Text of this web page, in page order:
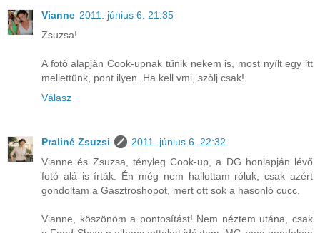
Vianne 2011. június 6. 21:35
Zsuzsa!
A fotò alapjàn Cook-upnak tűnik nekem is, most nyílt egy itt
mellettünk, pont ilyen. Ha kell vmi, szòlj csak!
Válasz
Praliné Zsuzsi
2011. június 6. 22:32
Vianne és Zsuzsa, tényleg Cook-up, a DG honlapján lévő
fotó alá is írták. Én még nem hallottam róluk, csak azért
gondoltam a Gasztroshopot, mert ott sok a hasonló cucc.
Vianne, köszönöm a pontosítást! Nem néztem utána, csak